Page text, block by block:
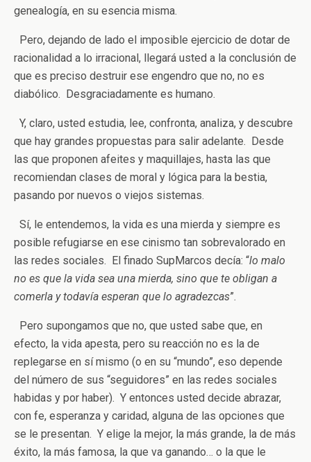
genealogía, en su esencia misma.
Pero, dejando de lado el imposible ejercicio de dotar de
racionalidad a lo irracional, llegará usted a la conclusión de
que es preciso destruir ese engendro que no, no es
diabólico. Desgraciadamente es humano.
Y, claro, usted estudia, lee, confronta, analiza, y descubre
que hay grandes propuestas para salir adelante. Desde
las que proponen afeites y maquillajes, hasta las que
recomiendan clases de moral y lógica para la bestia,
pasando por nuevos o viejos sistemas.
Sí, le entendemos, la vida es una mierda y siempre es
posible refugiarse en ese cinismo tan sobrevalorado en
las redes sociales. El finado SupMarcos decía: “lo malo
no es que la vida sea una mierda, sino que te obligan a
comerla y todavía esperan que lo agradezcas”.
Pero supongamos que no, que usted sabe que, en
efecto, la vida apesta, pero su reacción no es la de
replegarse en sí mismo (o en su “mundo”, eso depende
del número de sus “seguidores” en las redes sociales
habidas y por haber). Y entonces usted decide abrazar,
con fe, esperanza y caridad, alguna de las opciones que
se le presentan. Y elige la mejor, la más grande, la de más
éxito, la más famosa, la que va ganando… o la que le